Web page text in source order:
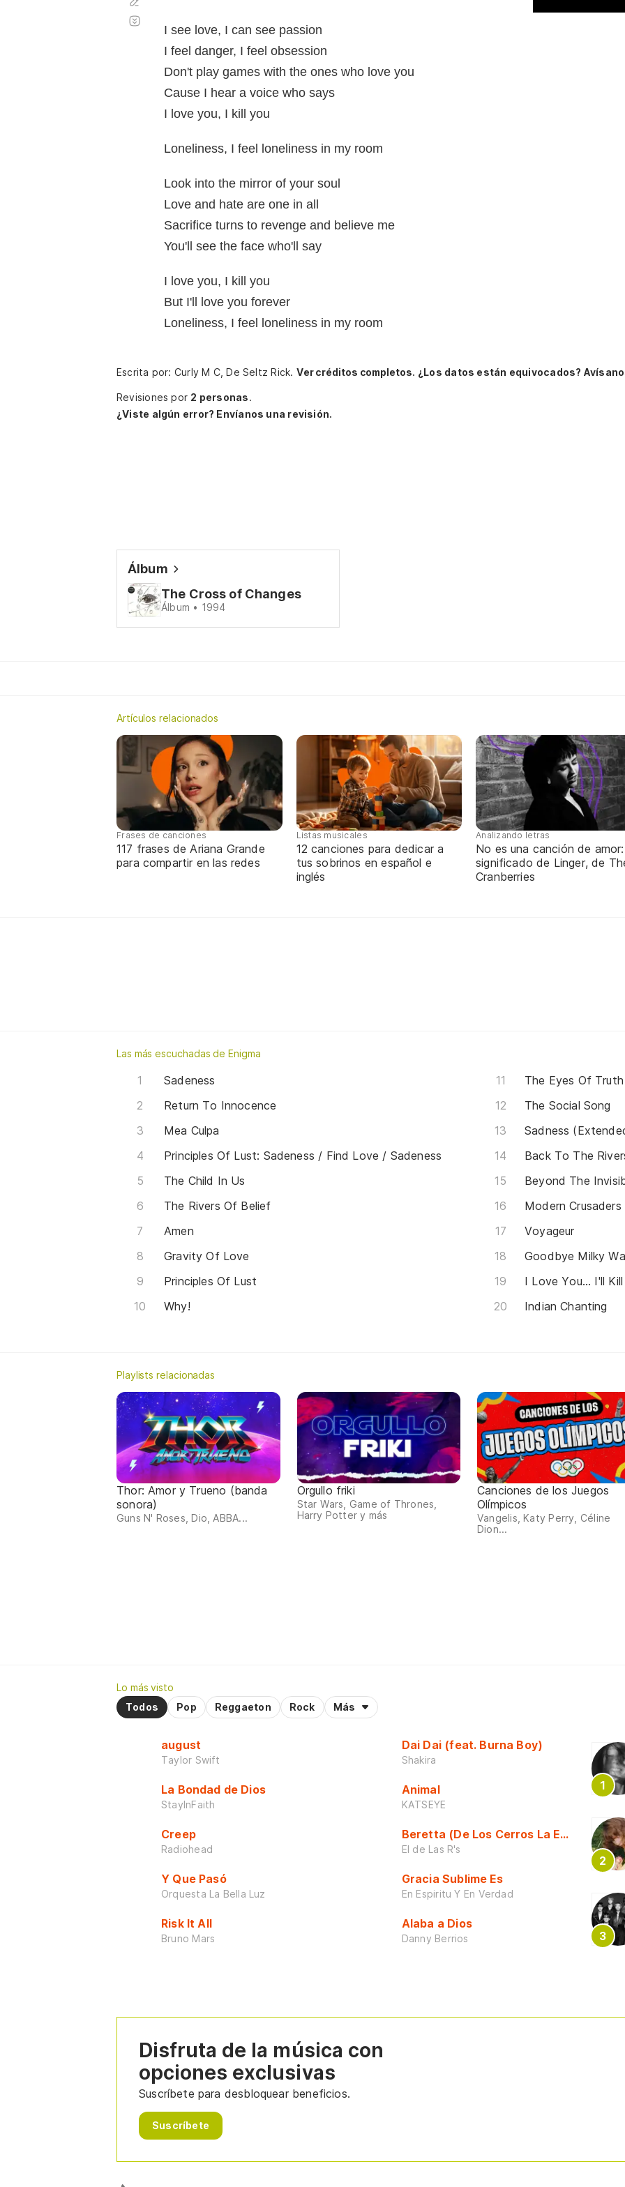
I see love, I can see passion
I feel danger, I feel obsession
Don't play games with the ones who love you
Cause I hear a voice who says
I love you, I kill you
Loneliness, I feel loneliness in my room
Look into the mirror of your soul
Love and hate are one in all
Sacrifice turns to revenge and believe me
You'll see the face who'll say
I love you, I kill you
But I'll love you forever
Loneliness, I feel loneliness in my room
automático
Escrita por: Curly M C, De Seltz Rick. Ver créditos completos. ¿Los datos están equivocados?
Revisiones por 2 personas.
¿Viste algún error? Envíanos una revisión.
Álbum
The Cross of Changes
Álbum • 1994
Artículos relacionados
Frases de canciones
117 frases de Ariana Grande
para compartir en las redes
Listas musicales
12 canciones para dedicar a
tus sobrinos en español e
inglés
Analizando letras
No es una canción de amor:
significado de Linger, de
Cranberries
Las más escuchadas de Enigma
Sadeness
Return To Innocence
Mea Culpa
Principles Of Lust: Sadeness / Find Love / Sadeness
The Child In Us
The Rivers Of Belief
Amen
Gravity Of Love
Principles Of Lust
Why!
The Eyes Of Truth
The Social Song
Sadness
Back To The
Beyond The
Modern Crusaders
Voyageur
Goodbye Milky
I Love You... I'll
Indian Chanting
Playlists relacionadas
Thor: Amor y Trueno (banda
sonora)
Guns N' Roses, Dio, ABBA...
Orgullo friki
Star Wars, Game of Thrones,
Harry Potter y más
Canciones de los Juegos
Olímpicos
Vangelis, Katy Perry, Céline
Dion...
Lo más visto
Todos
Pop Reggaeton Rock Más
august
Taylor Swift
La Bondad de Dios
StayInFaith
Creep
Radiohead
Y Que Pasó
Orquesta La Bella Luz
Risk It All
Bruno Mars
Dai Dai (feat. Burna Boy)
Shakira
Animal
KATSEYE
Beretta (De Los Cerros La Escuela)
El de Las R's
Gracia Sublime Es
En Espiritu Y En Verdad
Alaba a Dios
Danny Berrios
Disfruta de la música con
opciones exclusivas
Suscríbete para desbloquear beneficios.
Suscríbete